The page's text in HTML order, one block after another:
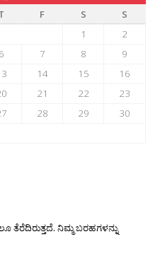
F S
S
1
2
6 7 8
9
14 15
16
21 22
23
28 29
30
ನಿಮ್ಮ ಬರಹಗಳನ್ನು